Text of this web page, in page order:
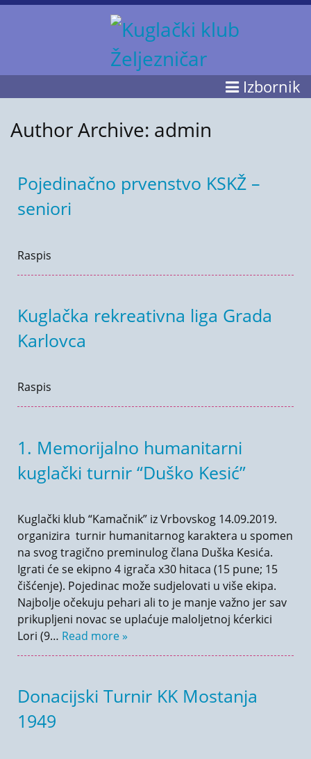
Izbornik
Author Archive: admin
Pojedinačno prvenstvo KSKŽ –
seniori
Raspis
Kuglačka rekreativna liga Grada
Karlovca
Raspis
1. Memorijalno humanitarni
kuglački turnir “Duško Kesić”
Kuglački klub “Kamačnik” iz Vrbovskog 14.09.2019.
organizira turnir humanitarnog karaktera u spomen
na svog tragično preminulog člana Duška Kesića.
Igrati će se ekipno 4 igrača x30 hitaca (15 pune; 15
čišćenje). Pojedinac može sudjelovati u više ekipa.
Najbolje očekuju pehari ali to je manje važno jer sav
prikupljeni novac se uplaćuje maloljetnoj kćerkici
Lori (9… Read more »
Donacijski Turnir KK Mostanja
1949